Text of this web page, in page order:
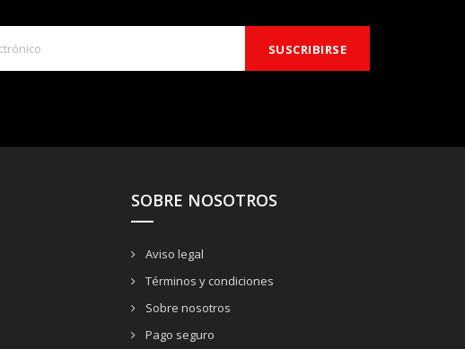
SOBRE NOSOTROS
Aviso legal
Términos y condiciones
Sobre nosotros
Pago seguro